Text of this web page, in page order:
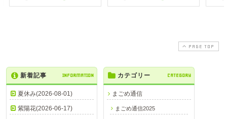
PAGE TOP
新着記事 INFORMATION
夏休み(2026-08-01)
紫陽花(2026-06-17)
カテゴリー CATEGORY
まごめ通信
まごめ通信2025